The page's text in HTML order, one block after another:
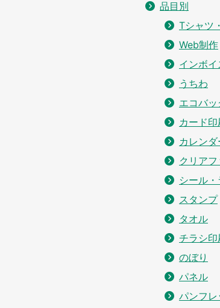
品目別
Tシャツ
Web制作
インボ
うちわ
エコバッ
カード印
カレンダ
クリア
シール
スタンプ
タオル
チラシ印
のぼり
パネル
パンフ